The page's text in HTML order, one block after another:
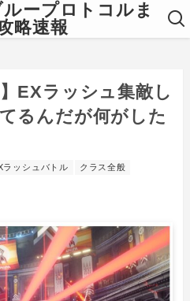
ープロトコルま
略速報
EXラッシュ集敵し
るんだが何がした
ラッシュバトル クラス全般